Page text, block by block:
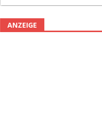
ANZEIGE